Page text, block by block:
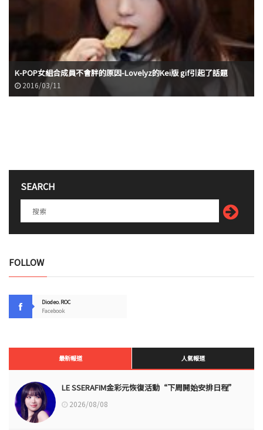
K-POP女組合成員不會胖的原因-Lovelyz的Kei版 gif引起了話題
2016/03/11
SEARCH
FOLLOW
Diodeo.ROC
Facebook
最新報道 人氣報道
LE SSERAFIM金彩元恢復活動“下周開始安排日程”
2026/08/08